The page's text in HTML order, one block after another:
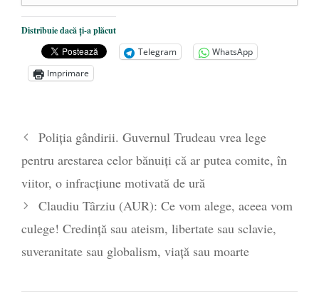
Dezvăluiri cutremurătoare despre
președintele Ucrainei, Volodymyr
Zelensky
- 13 mai 2026
Statul care servește Națiunea
poetului Octavian Goga, înlăturat din Iași
- 16 aprilie 2026
Distribuie dacă ți-a plăcut
Telegram
WhatsApp
Imprimare
Poliția gândirii. Guvernul Trudeau vrea lege
pentru arestarea celor bănuiți că ar putea comite, în
viitor, o infracțiune motivată de ură
Claudiu Târziu (AUR): Ce vom alege, aceea vom
culege! Credință sau ateism, libertate sau sclavie,
suveranitate sau globalism, viață sau moarte